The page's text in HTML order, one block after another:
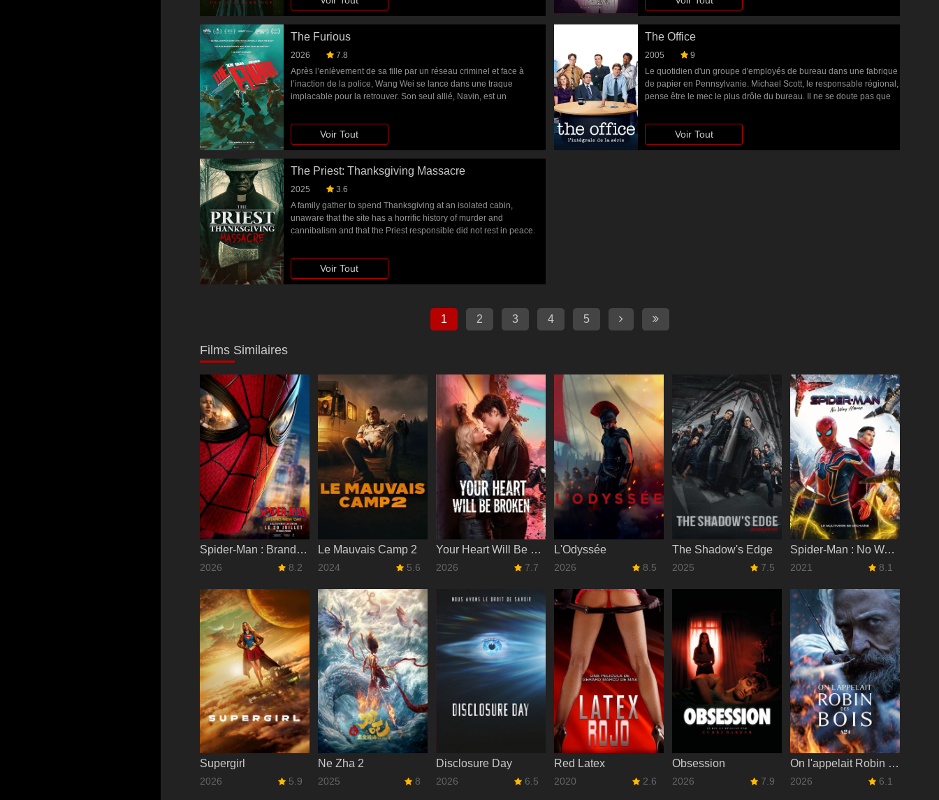
The Furious
2026
7.8
Après l’enlèvement de sa fille par un réseau criminel et face à
l’inaction de la police, Wang Wei se lance dans une traque
implacable pour la retrouver. Son seul allié, Navin, est un
par un même désir de vengeance, ces deux hommes que tout
oppose affrontent les ravisseurs dans un face-à-face explosif
mêlant arts martiaux et justice sans merci.
Voir Tout
The Office
2005
9
Le quotidien d'un groupe d'employés de bureau dans une fabrique
de papier en Pennsylvanie. Michael Scott, le responsable régional,
pense être le mec le plus drôle du bureau. Il ne se doute pas que
les chèques. S'efforçant de paraître cool et apprécié de tous,
Michael est en fait perçu comme étant pathétique…
Voir Tout
The Priest: Thanksgiving Massacre
2025
3.6
A family gather to spend Thanksgiving at an isolated cabin,
unaware that the site has a horrific history of murder and
cannibalism and that the Priest responsible did not rest in peace.
Voir Tout
1 2 3 4 5
Films Similaires
Spider-Man : Brand New Day
2026 8.2
Le Mauvais Camp 2
2024 5.6
Your Heart Will Be Broken
2026 7.7
L'Odyssée
2026 8.5
The Shadow's Edge
2025 7.5
Spider-Man : No Way Home
2021 8.1
Supergirl
2026 5.9
Ne Zha 2
2025 8
Disclosure Day
2026 6.5
Red Latex
2020 2.6
Obsession
2026 7.9
On l'appelait Robin des Bois
2026 6.1